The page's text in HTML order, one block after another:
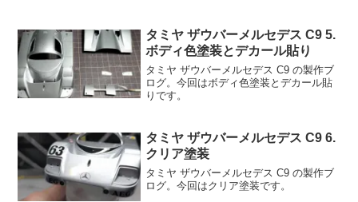
タミヤ ザウバーメルセデス C9 5.
ボディ色塗装とデカール貼り
タミヤ ザウバーメルセデス C9 の製作ブ
ログ。今回はボディ色塗装とデカール貼
りです。
タミヤ ザウバーメルセデス C9 6.
クリア塗装
タミヤ ザウバーメルセデス C9 の製作ブ
ログ。今回はクリア塗装です。